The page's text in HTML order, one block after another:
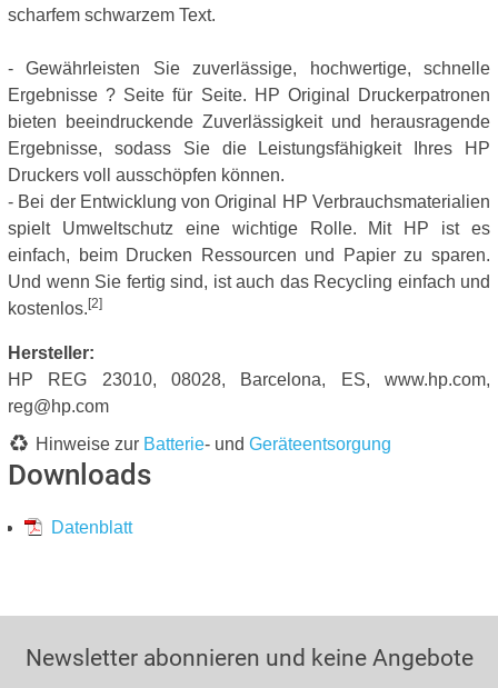
scharfem schwarzem Text.
- Gewährleisten Sie zuverlässige, hochwertige, schnelle
Ergebnisse ? Seite für Seite. HP Original Druckerpatronen
bieten beeindruckende Zuverlässigkeit und herausragende
Ergebnisse, sodass Sie die Leistungsfähigkeit Ihres HP
Druckers voll ausschöpfen können.
- Bei der Entwicklung von Original HP Verbrauchsmaterialien
spielt Umweltschutz eine wichtige Rolle. Mit HP ist es
einfach, beim Drucken Ressourcen und Papier zu sparen.
Und wenn Sie fertig sind, ist auch das Recycling einfach und
kostenlos. [2]
Hersteller:
HP REG 23010, 08028, Barcelona, ES, www.hp.com,
reg@hp.com
Hinweise zur Batterie- und Geräteentsorgung
Downloads
Datenblatt
Newsletter abonnieren und keine Angebote